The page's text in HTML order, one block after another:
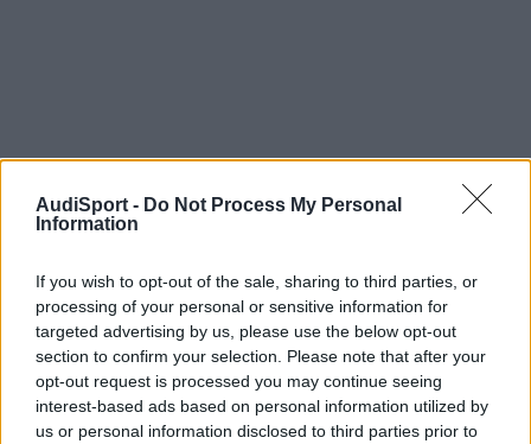
AudiSport - Do Not Process My Personal
Information
If you wish to opt-out of the sale, sharing to third parties, or
processing of your personal or sensitive information for
targeted advertising by us, please use the below opt-out
section to confirm your selection. Please note that after your
opt-out request is processed you may continue seeing
interest-based ads based on personal information utilized by
us or personal information disclosed to third parties prior to